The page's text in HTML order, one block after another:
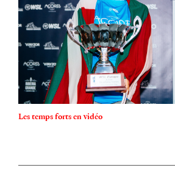
Les temps forts en vidéo